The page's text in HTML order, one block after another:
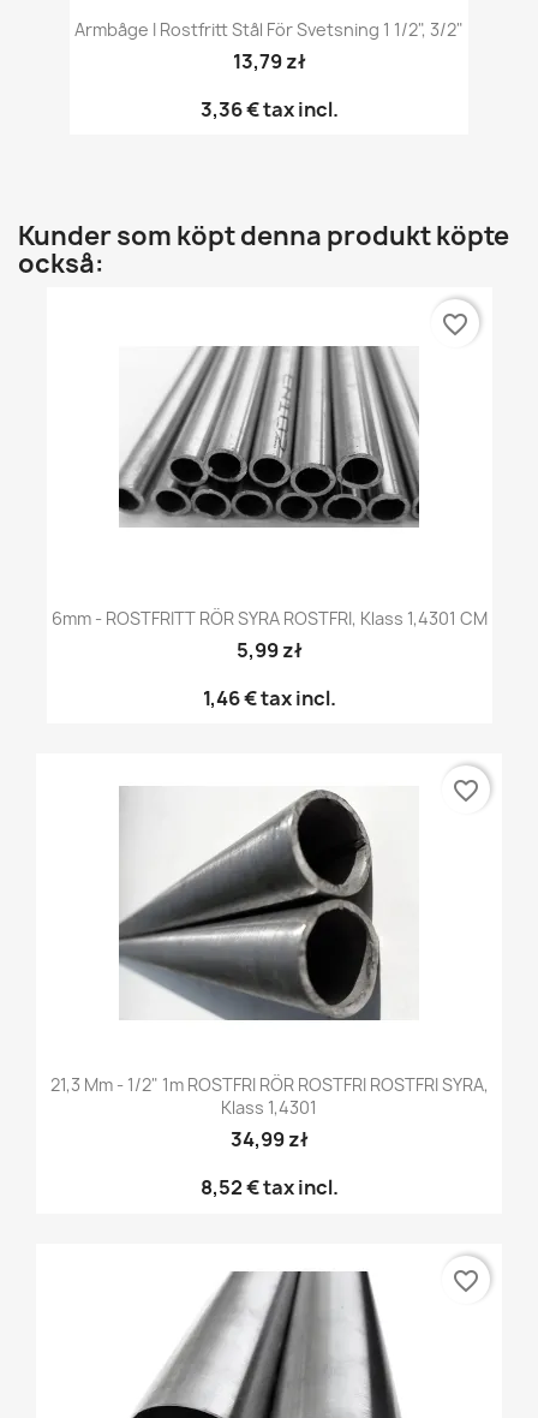
Armbåge I Rostfritt Stål För Svetsning 1 1/2", 3/2"
13,79 zł
3,36 €tax incl.
Kunder som köpt denna produkt köpte
också:
6mm - ROSTFRITT RÖR SYRA ROSTFRI, Klass 1,4301 CM
5,99 zł
1,46 €tax incl.
favorite_border
21,3 Mm - 1/2" 1m ROSTFRI RÖR ROSTFRI ROSTFRI SYRA,
Klass 1,4301
34,99 zł
8,52 €tax incl.
favorite_border
favorite_border